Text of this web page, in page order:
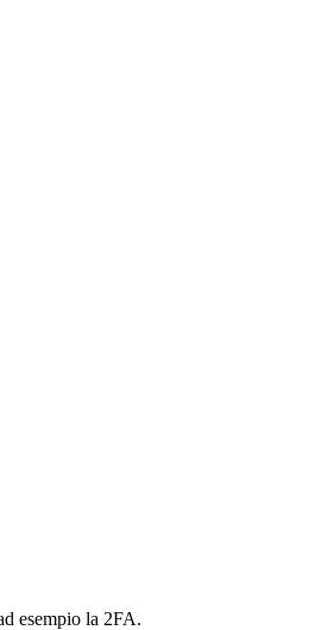
esempio la 2FA.